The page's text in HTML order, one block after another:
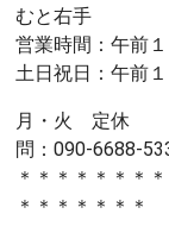
むと右手
営業時間：午前
土日祝日：午前
月・火 定休
問：090-6688-
＊＊＊＊＊＊＊
＊＊＊＊＊＊＊